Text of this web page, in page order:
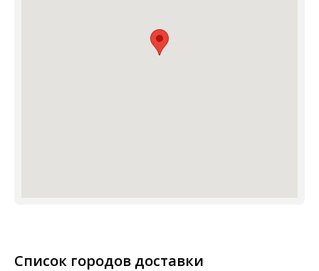
Список городов доставки